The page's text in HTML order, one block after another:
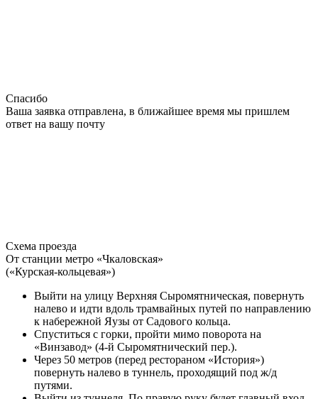
Спасибо
Ваша заявка отправлена, в ближайшее время мы пришлем
ответ на вашу почту
Схема проезда
От станции метро «Чкаловская»
(«Курская-кольцевая»)
Выйти на улицу Верхняя Сыромятническая, повернуть
налево и идти вдоль трамвайных путей по направлению
к набережной Яузы от Садового кольца.
Спуститься с горки, пройти мимо поворота на
«Винзавод» (4-й Сыромятнический пер.).
Через 50 метров (перед рестораном «История»)
повернуть налево в туннель, проходящий под ж/д
путями.